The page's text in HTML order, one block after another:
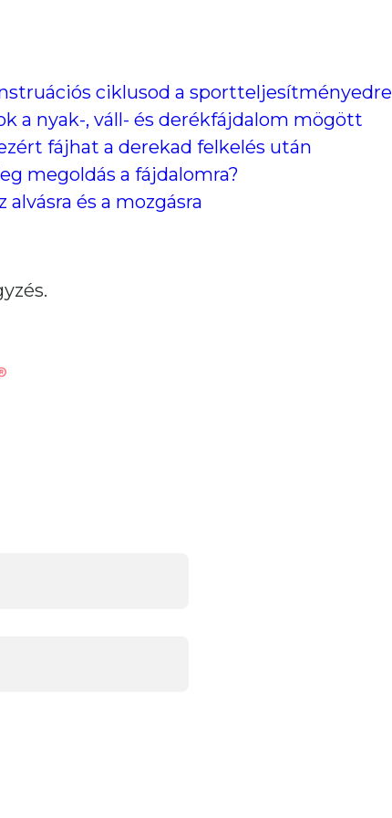
ciklusod a sportteljesítményedre
a nyak-, váll- és derékfájdalom mögött
fájhat a derekad felkelés után
megoldás a fájdalomra?
és a mozgásra